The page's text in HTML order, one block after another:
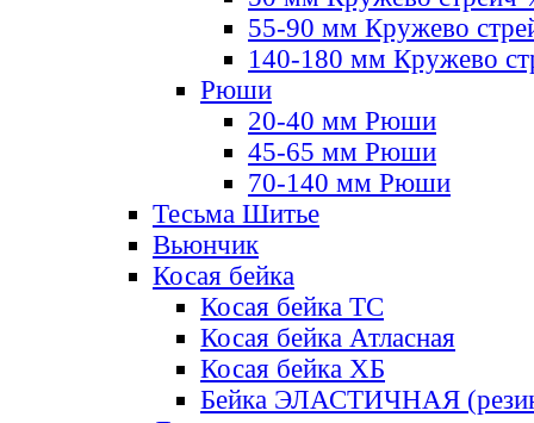
55-90 мм Кружево
140-180 мм Кружево
Рюши
20-40 мм Рюши
45-65 мм Рюши
70-140 мм Рюши
Тесьма Шитье
Вьюнчик
Косая бейка
Косая бейка ТС
Косая бейка Атласная
Косая бейка ХБ
Бейка ЭЛАСТИЧНАЯ